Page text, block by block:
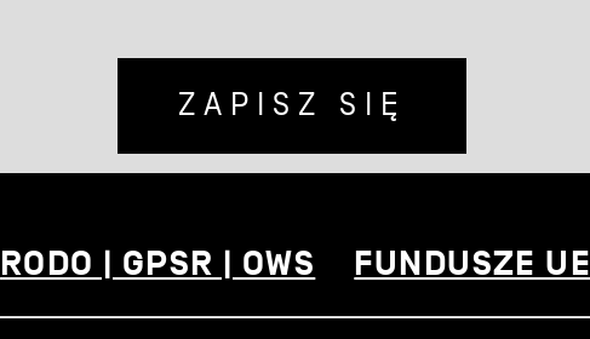
ZAPISZ SIĘ
RODO | GPSR | OWS FUNDUSZE UE